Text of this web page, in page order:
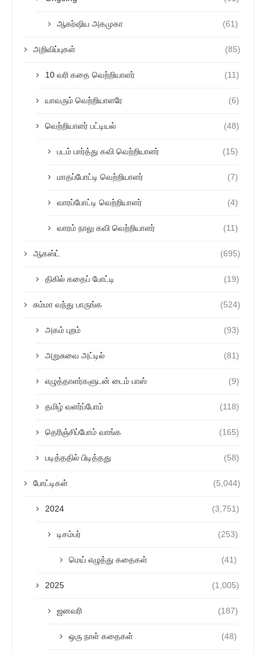
ஆகர்ஷிய அகமுகா (61)
அறிவிப்புகள் (85)
10 வரி கதை வெற்றியாளர் (11)
யாவரும் வெற்றியாளரே (6)
வெற்றியாளர் பட்டியல் (48)
படம் பார்த்து கவி வெற்றியாளர் (15)
மாதப்போட்டி வெற்றியாளர் (7)
வாரப்போட்டி வெற்றியாளர் (4)
வாரம் நாலு கவி வெற்றியாளர் (11)
ஆகஸ்ட் (695)
திகில் கதைப் போட்டி (19)
சும்மா வந்து பாருங்க (524)
அகம் புறம் (93)
அறுசுவை அட்டில் (81)
எழுத்தாளர்களுடன் டைம் பாஸ் (9)
தமிழ் வளர்ப்போம் (118)
தெரிஞ்சிப்போம் வாங்க (165)
படித்ததில் பிடித்தது (58)
போட்டிகள் (5,044)
2024 (3,751)
டிசம்பர் (253)
மெய் எழுத்து கதைகள் (41)
2025 (1,005)
ஜனவரி (187)
ஒரு நாள் கதைகள் (48)